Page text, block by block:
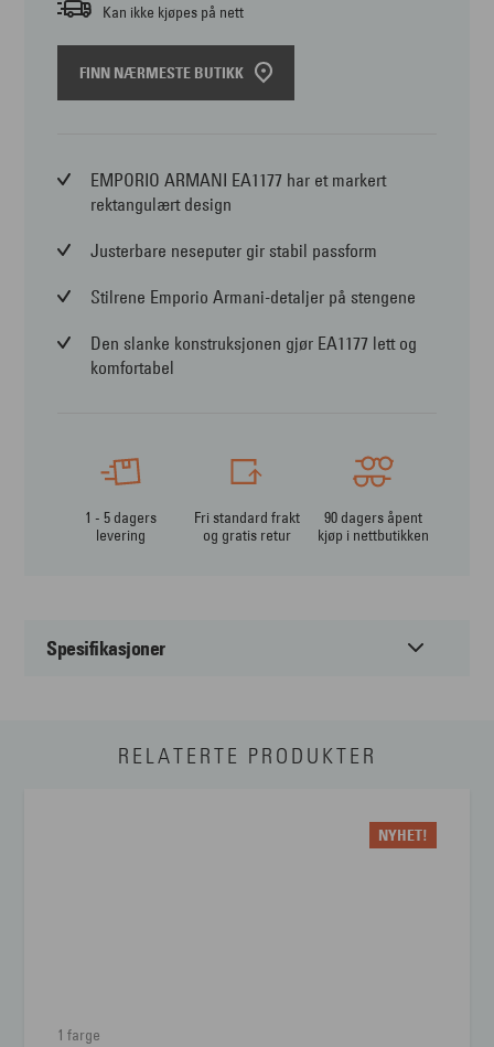
Kan ikke kjøpes på nett
FINN NÆRMESTE BUTIKK
EMPORIO ARMANI EA1177 har et markert
rektangulært design
Justerbare neseputer gir stabil passform
Stilrene Emporio Armani-detaljer på stengene
Den slanke konstruksjonen gjør EA1177 lett og
komfortabel
1 - 5 dagers
levering
Fri standard frakt
og gratis retur
90 dagers åpent
kjøp i nettbutikken
Spesifikasjoner
Sort
RELATERTE PRODUKTER
NYHET!
1 farge